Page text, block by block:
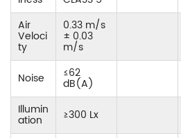
Air
Veloci
ty
0.33 m/s
± 0.03
m/s
Noise ≤62
dB(A)
Illumin
ation ≥300 Lx